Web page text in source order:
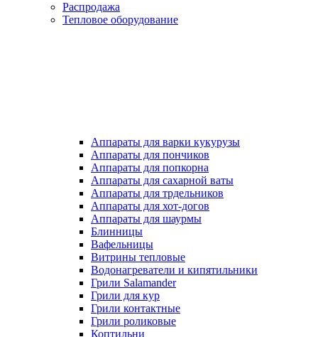
Распродажа
Тепловое оборудование
Аппараты для варки кукурузы
Аппараты для пончиков
Аппараты для попкорна
Аппараты для сахарной ваты
Аппараты для трдельников
Аппараты для хот-догов
Аппараты для шаурмы
Блинницы
Вафельницы
Витрины тепловые
Водонагреватели и кипятильники
Грили Salamander
Грили для кур
Грили контактные
Грили роликовые
Коптильни